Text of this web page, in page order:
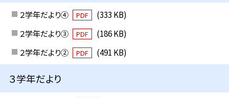
２学年だより④ PDF
(333 KB)
２学年だより③
PDF
(186 KB)
２学年だより②
PDF (491 KB)
３学年だより